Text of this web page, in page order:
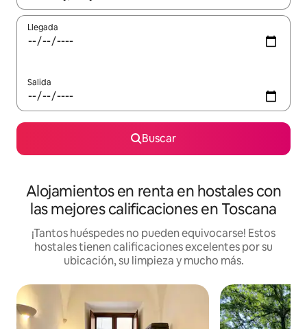
Llegada
Salida
Buscar
Alojamientos en renta en hostales con
las mejores calificaciones en Toscana
¡Tantos huéspedes no pueden equivocarse! Estos
hostales tienen calificaciones excelentes por su
ubicación, su limpieza y mucho más.